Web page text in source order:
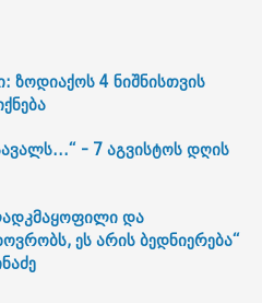
ზოდიაქოს 4 ნიშნისთვის
- 7 აგვისტოს დღის
და
ეს არის ბედნიერება“